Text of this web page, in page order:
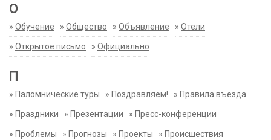
О
» Обучение » Общество » Объявление » Отели
» Открытое письмо » Официально
П
» Паломнические туры » Поздравляем! » Правила въезда
» Праздники » Презентации » Пресс-конференции
» Проблемы » Прогнозы » Проекты » Происшествия